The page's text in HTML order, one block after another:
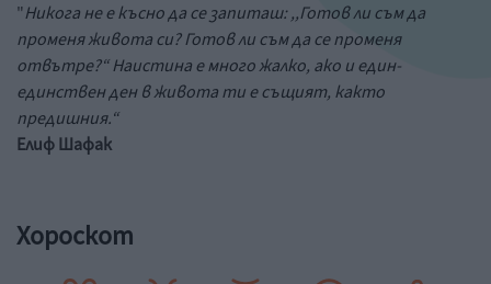
"Никога не е късно да се запиташ: ,,Готов ли съм да
променя живота си? Готов ли съм да се променя
отвътре?“ Наистина е много жалко, ако и един-
единствен ден в живота ти е същият, както
предишния.“
Елиф Шафак
Хороскот